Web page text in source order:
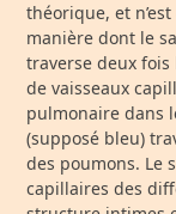
théorique, et
manière dont le
traverse deux
de vaisseaux
pulmonaire dans
(supposé bleu)
des poumons. Le
capillaires des